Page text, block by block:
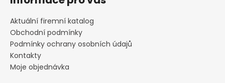
Aktuální firemní katalog
Obchodní podmínky
Podmínky ochrany osobních údajů
Kontakty
Moje objednávka